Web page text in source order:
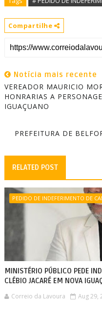
Compartilhe
Notícia mais recente
VEREADOR MAURICIO
HONRARIAS A
IGUAÇUANO
PREFEITURA DE
RELATED POST
PEDIDO DE INDEFERIMENTO DE
MINISTÉRIO PÚBLICO PEDE
CLÉBIO JACARÉ EM NOVA
Correio da Lavoura Aug 29,